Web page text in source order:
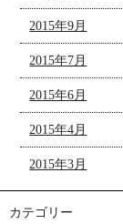
2015年9月
2015年7月
2015年6月
2015年4月
2015年3月
カテゴリー